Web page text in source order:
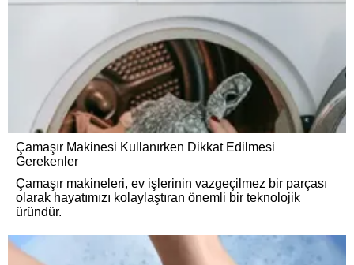
Çamaşır Makinesi Kullanırken Dikkat Edilmesi
Gerekenler
Çamaşır makineleri, ev işlerinin vazgeçilmez bir parçası
olarak hayatımızı kolaylaştıran önemli bir teknolojik
üründür.